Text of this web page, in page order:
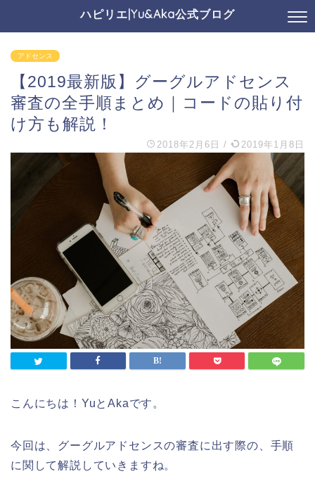
ハピリエ|Yu&Aka公式ブログ
アドセンス
【2019最新版】グーグルアドセンス
審査の全手順まとめ｜コードの貼り付
け方も解説！
2018年2月6日 / 2019年1月8日
こんにちは！YuとAkaです。
今回は、グーグルアドセンスの審査に出す際の、手順
に関して解説していきますね。